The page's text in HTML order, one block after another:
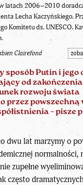
latach 2006–2010
Lecha Kaczyńskiego.
Komitetu ds. UNESCO.
Clairefond
sposób Putin i jego
od
rozwoju świata
przez powszechną
– pisze
dwu lat marzymy o
normalności,
zupełne
często